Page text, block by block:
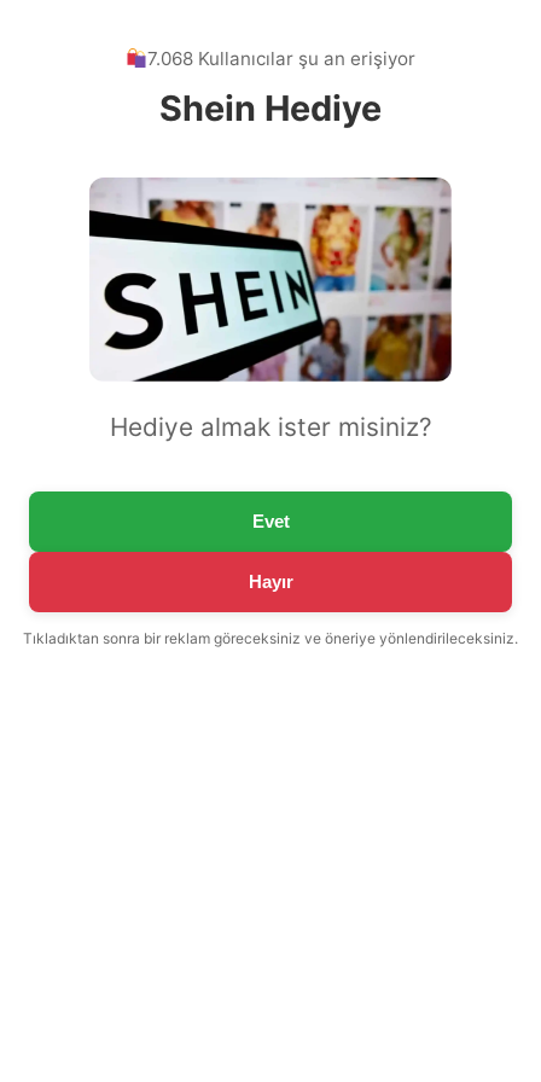
7.068 Kullanıcılar şu an erişiyor
Shein Hediye
Hediye almak ister misiniz?
Evet
Hayır
Tıkladıktan sonra bir reklam göreceksiniz ve öneriye yönlendirileceksiniz.